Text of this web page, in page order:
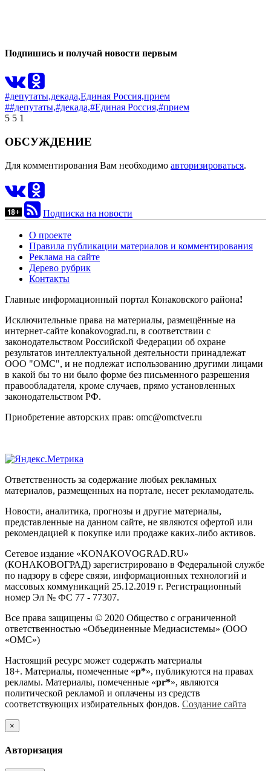
Подпишись и получай новости первым
#депутаты,декада,Единая Россия,прием
##депутаты,#декада,#Единая Россия,#прием
5 5 1
ОБСУЖДЕНИЕ
Для комментирования Вам необходимо авторизироваться.
Подписка на новости
О проекте
Правила публикации материалов и комментирования
Реклама на сайте
Дерево рубрик
Контакты
Главные информационный портал Конаковского района!
Исключительные права на материалы, размещённые на
интернет-сайте konakovograd.ru, в соответствии с
законодательством Российской Федерации об охране
результатов интеллектуальной деятельности принадлежат
ООО "ОМС", и не подлежат использованию другими лицами
в какой бы то ни было форме без письменного разрешения
правообладателя, кроме случаев, прямо установленных
законодательством РФ.
Приобретение авторских прав: omc@omctver.ru
Ответственность за содержание любых рекламных
материалов, размещенных на портале, несет рекламодатель.
Новости, аналитика, прогнозы и другие материалы,
представленные на данном сайте, не являются офертой или
рекомендацией к покупке или продаже каких-либо активов.
Сетевое издание «KONAKOVOGRAD.RU»
(КОНАКОВОГРАД) зарегистрировано в Федеральной службе
по надзору в сфере связи, информационных технологий и
массовых коммуникаций 25.12.2019 г. Регистрационный
номер Эл № ФС 77 - 77307.
Все права защищены © 2020 Общество с ограниченной
ответственностью «Объединенные Медиасистемы» (ООО
«ОМС»)
Настоящий ресурс может содержать материалы
18+. Материалы, помеченные «р*», публикуются на правах
рекламы. Материалы, помеченные «рr*», являются
политической рекламой и оплачены из средств
соответствующих избирательных фондов. Создание сайта
×
Авторизация